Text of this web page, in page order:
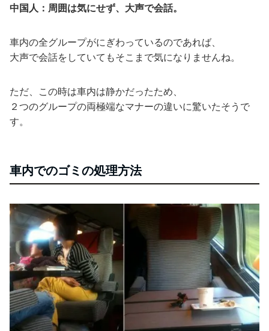
中国人：周囲は気にせず、大声で会話。
車内の全グループがにぎわっているのであれば、
大声で会話をしていてもそこまで気になりませんね。
ただ、この時は車内は静かだったため、
２つのグループの両極端なマナーの違いに驚いたそうで
す。
車内でのゴミの処理方法